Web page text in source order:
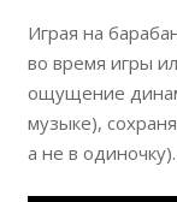
Играя на
во время игры
ощущение
музыке),
а не в одиночку).